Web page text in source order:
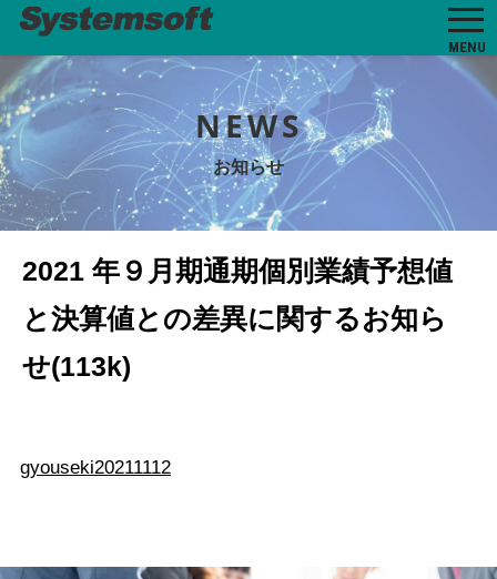
MENU
NEWS
お知らせ
2021 年９月期通期個別業績予想値
と決算値との差異に関するお知ら
せ(113k)
gyouseki20211112